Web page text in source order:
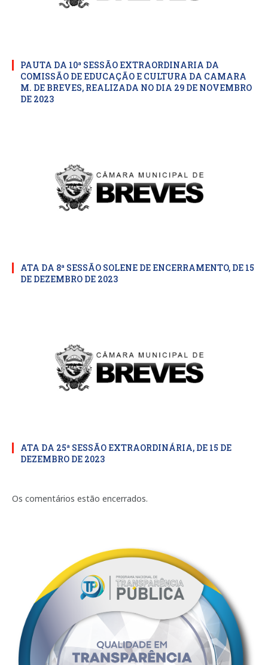
PAUTA DA 10ª SESSÃO EXTRAORDINARIA DA
COMISSÃO DE EDUCAÇÃO E CULTURA DA CAMARA
M. DE BREVES, REALIZADA NO DIA 29 DE NOVEMBRO
DE 2023
ATA DA 8ª SESSÃO SOLENE DE ENCERRAMENTO, DE 15
DE DEZEMBRO DE 2023
ATA DA 25ª SESSÃO EXTRAORDINÁRIA, DE 15 DE
DEZEMBRO DE 2023
Os comentários estão encerrados.